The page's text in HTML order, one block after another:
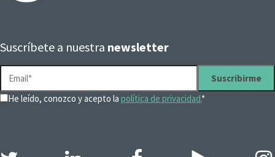
Suscríbete a nuestra newsletter
He leído, conozco y acepto la política de privacidad.*